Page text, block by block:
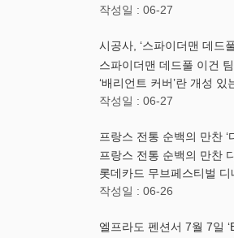
작성일 : 06-27
시공사, ‘스파이더맨 데드
스파이더맨 데드풀 이건
‘배리언트 커버’란 개성
작성일 : 06-27
프랑스 전통 순백의 만찬 ‘
프랑스 전통 순백의 만찬
롯데카드 무브페스티벌
작성일 : 06-26
엘프라도 펜션서 7월 7일